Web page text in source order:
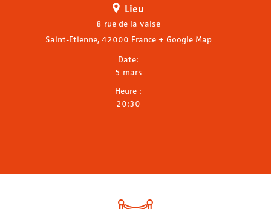
Lieu
8 rue de la valse
Saint-Etienne, 42000 France + Google Map
Date:
5 mars
Heure :
20:30